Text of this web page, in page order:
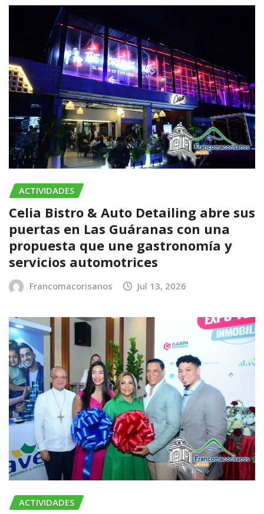
ACTIVIDADES
Celia Bistro & Auto Detailing abre sus
puertas en Las Guáranas con una
propuesta que une gastronomía y
servicios automotrices
Francomacorisanos Jul 13, 2026
ACTIVIDADES